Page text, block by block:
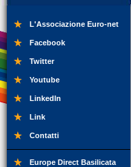
L'Associazione Euro-net
Facebook
Twitter
Youtube
LinkedIn
Link
Contatti
Europe Direct Basilicata